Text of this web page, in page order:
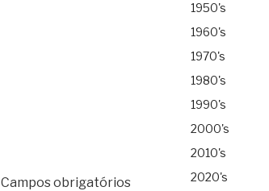
Campos obrigatórios
1950's
1960's
1970's
1980's
1990's
2000's
2010's
2020's